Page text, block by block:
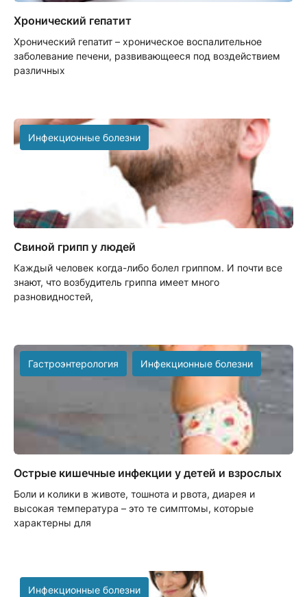
Хронический гепатит
Хронический гепатит – хроническое воспалительное
заболевание печени, развивающееся под воздействием
различных
Инфекционные болезни
Свиной грипп у людей
Каждый человек когда-либо болел гриппом. И почти все
знают, что возбудитель гриппа имеет много
разновидностей,
Гастроэнтерология Инфекционные болезни
Острые кишечные инфекции у детей и взрослых
Боли и колики в животе, тошнота и рвота, диарея и
высокая температура – это те симптомы, которые
характерны для
Инфекционные болезни